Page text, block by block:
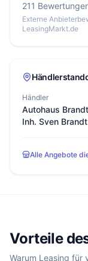
211
Externe
LeasingMarkt.de
Händler
Autohaus
Inh. Sven Brandt
Alle Angebote
Vorteile
Warum Leasing für